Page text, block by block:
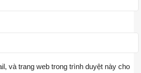
và trang web trong trình duyệt này cho